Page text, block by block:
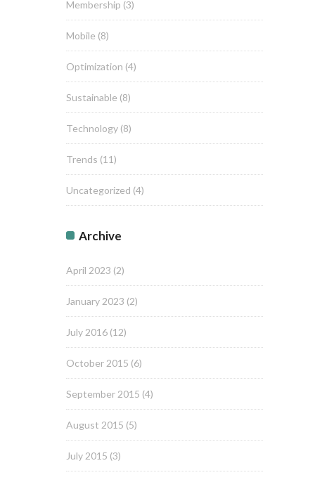
Membership (3)
Mobile (8)
Optimization (4)
Sustainable (8)
Technology (8)
Trends (11)
Uncategorized (4)
Archive
April 2023 (2)
January 2023 (2)
July 2016 (12)
October 2015 (6)
September 2015 (4)
August 2015 (5)
July 2015 (3)